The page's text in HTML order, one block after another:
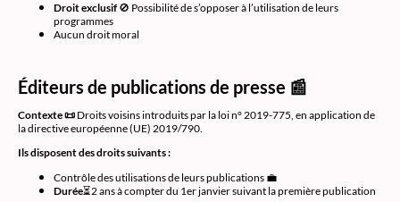
Droit exclusif🚫 Possibilité de s’opposer à l’utilisation de leurs
programmes
Aucun droit moral
Éditeurs de publications de presse 📰
Contexte 📜 Droits voisins introduits par la loi n° 2019-775, en application de
la directive européenne (UE) 2019/790.
Ils disposent des droits suivants :
Contrôle des utilisations de leurs publications 💼
Durée⏳2 ans à compter du 1er janvier suivant la première publication